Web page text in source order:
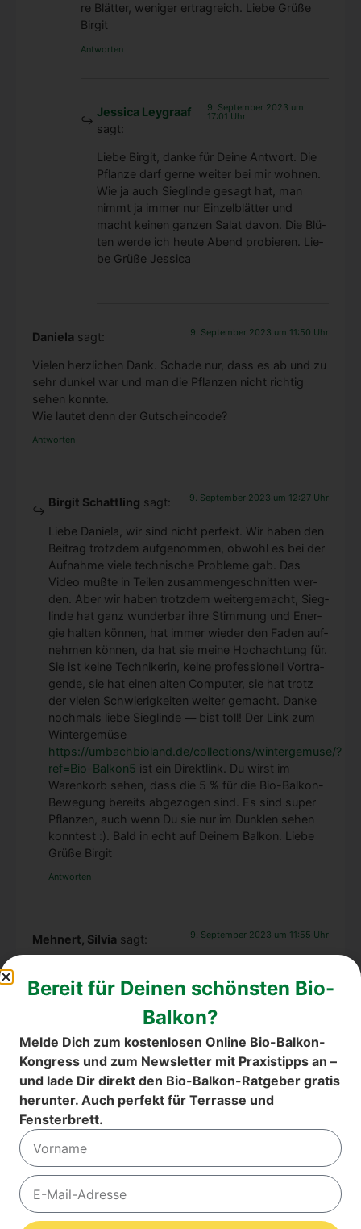
re Blät­ter, weni­ger ertrag­reich. Lie­be Grü­ße
Bir­git
Antworten
Jessica Leygraaf
sagt:
9. September 2023 um
17:01 Uhr
Lie­be Bir­git, dan­ke für Dei­ne Ant­wort. Die
Pflan­ze darf ger­ne wei­ter bei mir woh­nen.
Wie ja auch Sieg­lin­de gesagt hat, man
nimmt ja immer nur Ein­zel­blät­ter und
macht kei­nen gan­zen Salat davon. Die Blü­
ten wer­de ich heu­te Abend pro­bie­ren. Lie­
be Grü­ße Jes­si­ca
Daniela sagt: 9. September 2023 um 11:50 Uhr
Vie­len herz­li­chen Dank. Scha­de nur, dass es ab und zu
sehr dun­kel war und man die Pflan­zen nicht rich­tig
sehen konn­te.
Wie lau­tet denn der Gut­schein­code?
Antworten
Birgit Schattling sagt: 9. September 2023 um 12:27 Uhr
Lie­be Danie­la, wir sind nicht per­fekt. Wir haben den
Bei­trag trotz­dem auf­ge­nom­men, obwohl es bei der
Auf­nah­me vie­le tech­ni­sche Pro­ble­me gab. Das
Video muß­te in Tei­len zusam­men­ge­schnit­ten wer­
den. Aber wir haben trotz­dem wei­ter­ge­macht, Sieg­
lin­de hat ganz wun­der­bar ihre Stim­mung und Ener­
gie hal­ten kön­nen, hat immer wie­der den Faden auf­
neh­men kön­nen, da hat sie mei­ne Hoch­ach­tung für.
Sie ist kei­ne Tech­ni­ke­rin, kei­ne pro­fes­sio­nell Vor­tra­
gen­de, sie hat einen alten Com­pu­ter, sie hat trotz
der vie­len Schwie­rig­kei­ten wei­ter gemacht. Dan­ke
noch­mals lie­be Sieg­lin­de — bist toll! Der Link zum
Win­ter­ge­mü­se
https://umbachbioland.de/collections/wintergemuse/?
ref=Bio-Balkon5 ist ein Direkt­link. Du wirst im
Waren­korb sehen, dass die 5 % für die Bio-Bal­kon-
Bewe­gung bereits abge­zo­gen sind. Es sind super
Pflan­zen, auch wenn Du sie nur im Dunk­len sehen
konn­test :). Bald in echt auf Dei­nem Bal­kon. Lie­be
Grü­ße Bir­git
Antworten
Mehnert, Silvia sagt: 9. September 2023 um 11:55 Uhr
Anre­gung erhal­ten, obwohl das erst mein zwei­ter Bio­
pro­biert und bin immer mehr begeistert.Ich wer­de
noch mehr aus­pro­bie­ren, denn ich mag die fri­sche
Kost. Ich lebe zwar in einem Wohn­ge­biet wo die Nach­
barn schon den­ken-die hat nicht so schöne(unnütze)
Pflan­zen.
Die­ses Jahr habe ich zum ers­ten Mal 2 Insek­ten­ho­tels,
die wirk­lich besetzt sind. Aber für mich ist das sehr
ne­rin Zeit hat­te mich damit zu beschäftigen.Aber
umso dank­ba­rer bin ich jetzt und blei­be dran. Vilen
Dank und wei­ter so LG Sil­via
Antworten